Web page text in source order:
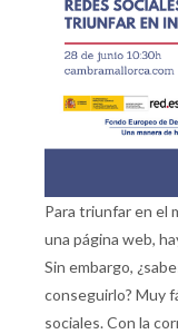
Para triunfar en el
una página web,
Sin embargo,
conseguirlo? Muy
sociales. Con la